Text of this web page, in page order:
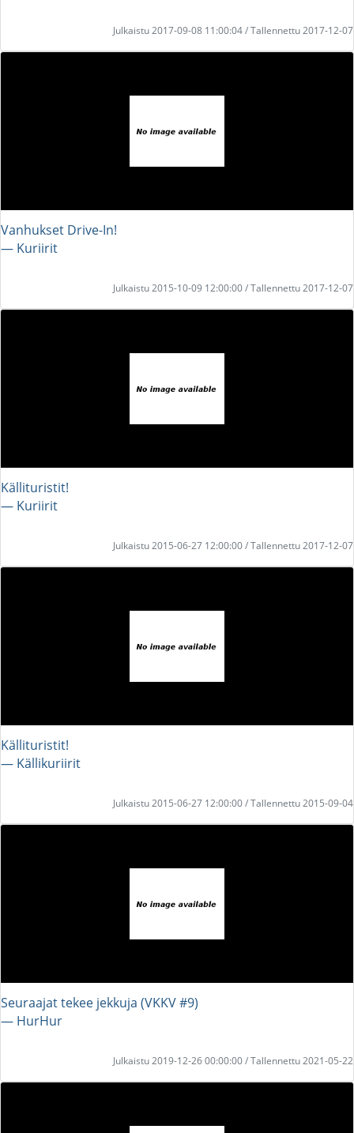
Julkaistu 2017-09-08 11:00:04 / Tallennettu 2017-12-07
Vanhukset Drive-In!
― Kuriirit
Julkaistu 2015-10-09 12:00:00 / Tallennettu 2017-12-07
Källituristit!
― Kuriirit
Julkaistu 2015-06-27 12:00:00 / Tallennettu 2017-12-07
Källituristit!
― Källikuriirit
Julkaistu 2015-06-27 12:00:00 / Tallennettu 2015-09-04
Seuraajat tekee jekkuja (VKKV #9)
― HurHur
Julkaistu 2019-12-26 00:00:00 / Tallennettu 2021-05-22